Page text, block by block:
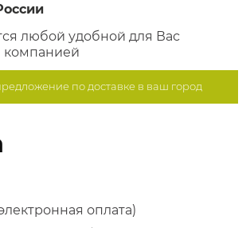
любой удобной для Вас
компанией
подоставке в ваш город
оплата)